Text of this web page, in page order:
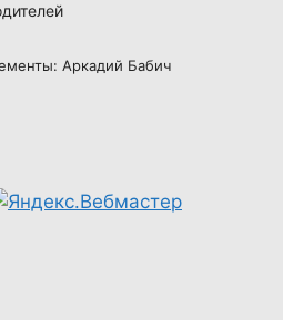
Аркадий Бабич